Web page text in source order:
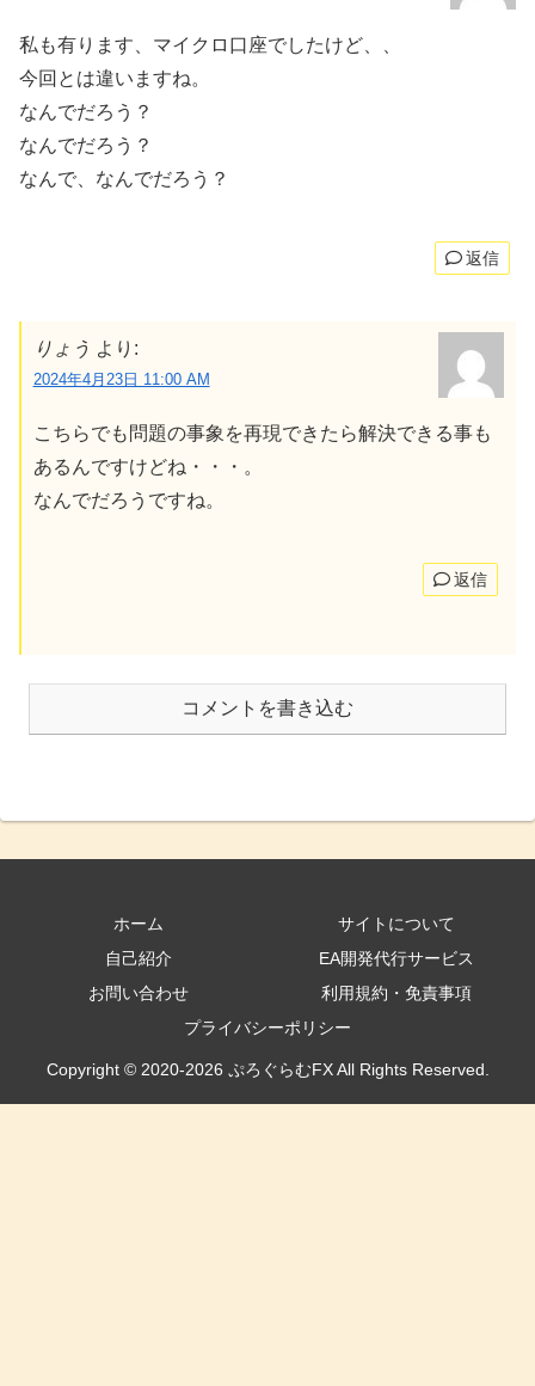
私も有ります、マイクロ口座でしたけど、、
今回とは違いますね。
なんでだろう？
なんでだろう？
なんで、なんでだろう？
返信
りょう より:
2024年4月23日 11:00 AM
こちらでも問題の事象を再現できたら解決できる事も
あるんですけどね・・・。
なんでだろうですね。
返信
コメントを書き込む
ホーム
サイトについて
自己紹介
EA開発代行サービス
お問い合わせ
利用規約・免責事項
プライバシーポリシー
Copyright © 2020-2026 ぷろぐらむFX All Rights Reserved.